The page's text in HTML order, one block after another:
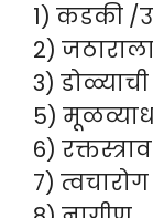
1) कडकी /
2)
3)
5)
6) रक्तस्त्राव
7) त्वचारोग